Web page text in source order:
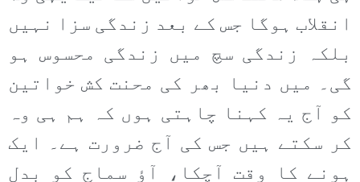
انقلاب ہوگا جس کے بعد زندگی سزا نہیں
بلکہ زندگی سچ میں زندگی محسوس ہو
گی۔ میں دنیا بھر کی محنت کش خواتین
کو آج یہ کہنا چاہتی ہوں کہ ہم ہی وہ
کر سکتے ہیں جس کی آج ضرورت ہے۔ ایک
ہونے کا وقت آچکا، آؤ سماج کو بدل